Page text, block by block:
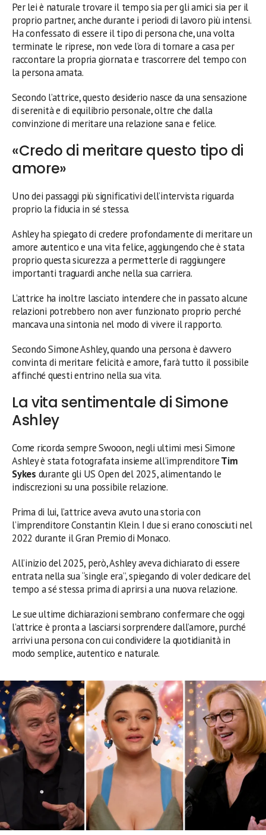
Per lei è naturale trovare il tempo sia per gli amici sia per il
proprio partner, anche durante i periodi di lavoro più intensi.
Ha confessato di essere il tipo di persona che, una volta
terminate le riprese, non vede l’ora di tornare a casa per
raccontare la propria giornata e trascorrere del tempo con
la persona amata.
Secondo l’attrice, questo desiderio nasce da una sensazione
di serenità e di equilibrio personale, oltre che dalla
convinzione di meritare una relazione sana e felice.
«Credo di meritare questo tipo di
amore»
Uno dei passaggi più significativi dell’intervista riguarda
proprio la fiducia in sé stessa.
Ashley ha spiegato di credere profondamente di meritare un
amore autentico e una vita felice, aggiungendo che è stata
proprio questa sicurezza a permetterle di raggiungere
importanti traguardi anche nella sua carriera.
L’attrice ha inoltre lasciato intendere che in passato alcune
relazioni potrebbero non aver funzionato proprio perché
mancava una sintonia nel modo di vivere il rapporto.
Secondo Simone Ashley, quando una persona è davvero
convinta di meritare felicità e amore, farà tutto il possibile
affinché questi entrino nella sua vita.
La vita sentimentale di Simone
Ashley
Come ricorda sempre Swooon, negli ultimi mesi Simone
Ashley è stata fotografata insieme all’imprenditoreTim
Sykes durante gli US Open del 2025, alimentando le
indiscrezioni su una possibile relazione.
Prima di lui, l’attrice aveva avuto una storia con
l’imprenditore Constantin Klein. I due si erano conosciuti nel
2022 durante il Gran Premio di Monaco.
All’inizio del 2025, però, Ashley aveva dichiarato di essere
entrata nella sua “single era”, spiegando di voler dedicare del
tempo a sé stessa prima di aprirsi a una nuova relazione.
Le sue ultime dichiarazioni sembrano confermare che oggi
l’attrice è pronta a lasciarsi sorprendere dall’amore, purché
arrivi una persona con cui condividere la quotidianità in
modo semplice, autentico e naturale.